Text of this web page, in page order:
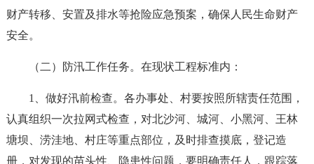
财产转移、安置及排水等抢险应急预案，确保人民生命财产
安全。
（二）防汛工作任务。在现状工程标准内：
1、做好汛前检查。各办事处、村要按照所辖责任范围，
认真组织一次拉网式检查，对北沙河、城河、小黑河、王林
塘坝、涝洼地、村庄等重点部位，及时排查摸底，登记造
册，对发现的苗头性、隐患性问题，要明确责任人，跟踪落